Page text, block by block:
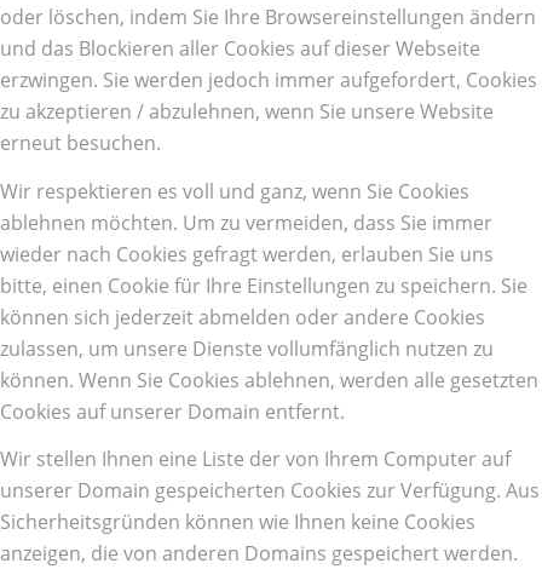
oder löschen, indem Sie Ihre Browsereinstellungen ändern
und das Blockieren aller Cookies auf dieser Webseite
erzwingen. Sie werden jedoch immer aufgefordert, Cookies
zu akzeptieren / abzulehnen, wenn Sie unsere Website
erneut besuchen.
Wir respektieren es voll und ganz, wenn Sie Cookies
ablehnen möchten. Um zu vermeiden, dass Sie immer
wieder nach Cookies gefragt werden, erlauben Sie uns
bitte, einen Cookie für Ihre Einstellungen zu speichern. Sie
können sich jederzeit abmelden oder andere Cookies
zulassen, um unsere Dienste vollumfänglich nutzen zu
können. Wenn Sie Cookies ablehnen, werden alle gesetzten
Cookies auf unserer Domain entfernt.
Wir stellen Ihnen eine Liste der von Ihrem Computer auf
unserer Domain gespeicherten Cookies zur Verfügung. Aus
Sicherheitsgründen können wie Ihnen keine Cookies
anzeigen, die von anderen Domains gespeichert werden.